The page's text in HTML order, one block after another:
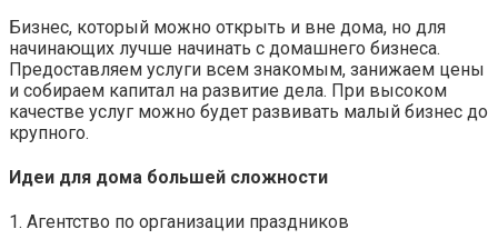
Бизнес, который можно открыть и вне дома, но для
начинающих лучше начинать с домашнего бизнеса.
Предоставляем услуги всем знакомым, занижаем цены
и собираем капитал на развитие дела. При высоком
качестве услуг можно будет развивать малый бизнес до
крупного.
Идеи для дома большей сложности
1. Агентство по организации праздников